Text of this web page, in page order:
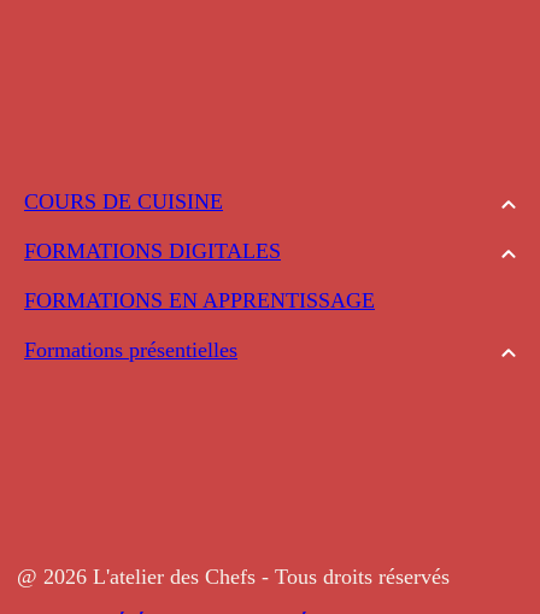
COURS DE CUISINE
FORMATIONS DIGITALES
FORMATIONS EN APPRENTISSAGE
Formations présentielles
@ 2026 L'atelier des Chefs - Tous droits réservés